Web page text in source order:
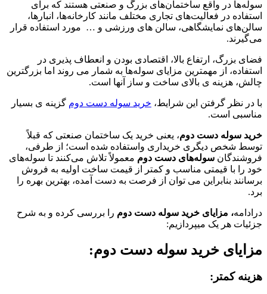
سوله‌ها در واقع ساختمان‌های بزرگ و صنعتی هستند که برای
استفاده در فعالیت‌های تجاری مختلف مانند کارخانه‌ها، انبارها،
سالن‌های نمایشگاهی، سالن های ورزشی و … مورد استفاده قرار
می‌گیرند.
فضای بزرگ، ارتفاع بالا، اقتصادی بودن و انعطاف پذیری در
استفاده، از مهمترین مزایای سوله‌ها به شمار می روند اما بزرگترین
چالش، هزینه ی بالای ساخت و ساز آنها است.
با در نظر گرفتن این شرایط، خرید سوله دست دوم گزینه ی بسیار
مناسبی است.
خرید سوله دست دوم، یعنی خرید یک ساختمان صنعتی که قبلاً
توسط شخص دیگری خریداری واستفاده شده است؛ از طرفی،
فروشندگان سوله‌های دست دوم معمولاً تلاش می‌کنند تا سوله‌های
خود را با قیمتی مناسب و کمتر از قیمت ساخت اولیه به فروش
برسانند بنابراین می توان از فرصت به دست آمده، بهترین بهره را
برد.
درادامه، مزایای خرید سوله دست دوم را بررسی کرده و به شرح
جزئیات هر یک میپردازیم:
مزایای خرید سوله دست دوم:
هزینه کمتر: